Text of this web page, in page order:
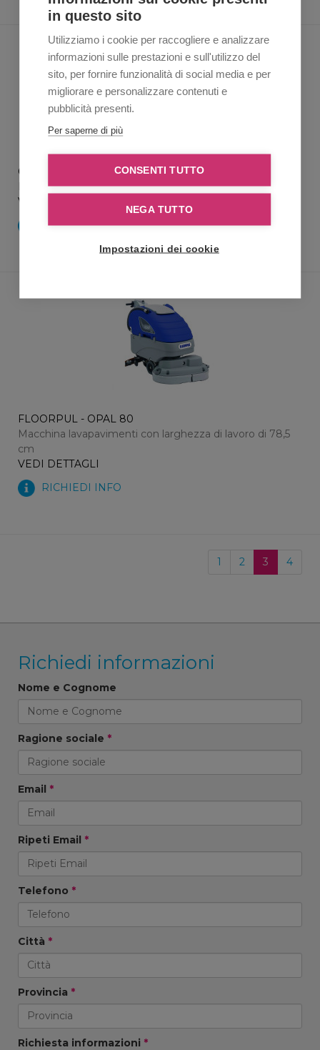
in questo sito
Utilizziamo i cookie per raccogliere e analizzare
informazioni sulle prestazioni e sull'utilizzo del
sito, per fornire funzionalità di social media e per
migliorare e personalizzare contenuti e
pubblicità presenti.
Per saperne di più
CONSENTI TUTTO
NEGA TUTTO
Impostazioni dei cookie
COMAC - C85
Lavasciuga pavimenti Comac molto resistente
VEDI DETTAGLI
RICHIEDI INFO
FLOORPUL - OPAL 80
Macchina lavapavimenti con larghezza di lavoro di 78,5
cm
VEDI DETTAGLI
RICHIEDI INFO
1 2 3 4
Richiedi informazioni
Nome e Cognome
Ragione sociale *
Email *
Ripeti Email *
Telefono *
Città *
Provincia *
Richiesta informazioni *